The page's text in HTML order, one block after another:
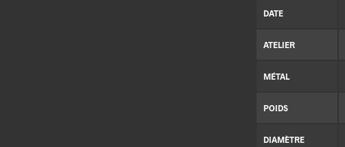
DATE
ATELIER
MÉTAL
POIDS
DIAMÈTRE